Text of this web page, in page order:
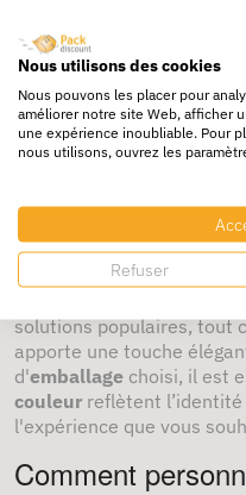
stimulent l'optimisme et
impactdirect sur l'
renforçant ainsi le
Quels types
existent ?
Il existe une variété d'
différents besoins. Vous
couleur,despapier de
personnaliséesou encore
solutions populaires, tout
apporte une touche
d'emballage choisi, il est
couleur reflètent
l'expérience que vous
Comment
Nous utilisons des cookies
Nous pouvons les placer pour
améliorer notre site Web, afficher
une expérience inoubliable. Pour
nous utilisons, ouvrez les
Refuser